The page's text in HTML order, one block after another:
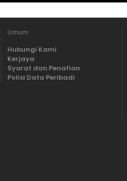
Umum
Hubungi Kami
Kerjaya
Syarat dan Penafian
Polisi Data Peribadi